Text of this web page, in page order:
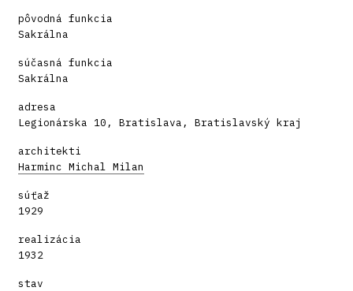
pôvodná funkcia
Sakrálna
súčasná funkcia
Sakrálna
adresa
Legionárska 10, Bratislava, Bratislavský kraj
architekti
Harminc Michal Milan
súťaž
1929
realizácia
1932
stav